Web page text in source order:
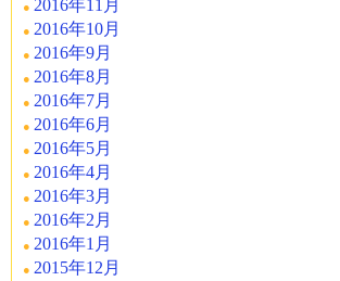
2016年11月
2016年10月
2016年9月
2016年8月
2016年7月
2016年6月
2016年5月
2016年4月
2016年3月
2016年2月
2016年1月
2015年12月